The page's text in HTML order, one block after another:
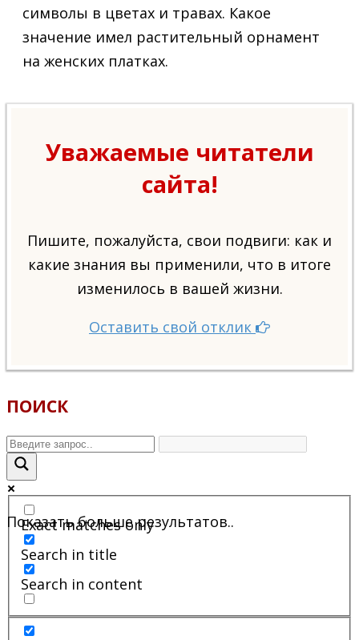
символы в цветах и травах. Какое
значение имел растительный орнамент
на женских платках.
Уважаемые читатели
сайта!
Пишите, пожалуйста, свои подвиги: как и
какие знания вы применили, что в итоге
изменилось в вашей жизни.
Оставить свой отклик
ПОИСК
Показать больше результатов..
Exact matches only
Search in title
Search in content